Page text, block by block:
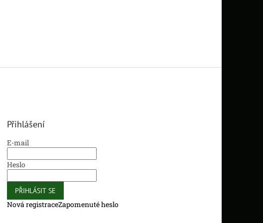
Přihlášení
E-mail
Heslo
PŘIHLÁSIT SE
Nová registraceZapomenuté heslo